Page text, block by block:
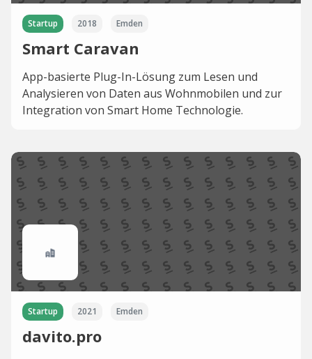
Startup 2018 Emden
Smart Caravan
App-basierte Plug-In-Lösung zum Lesen und
Analysieren von Daten aus Wohnmobilen und zur
Integration von Smart Home Technologie.
Startup 2021 Emden
davito.pro